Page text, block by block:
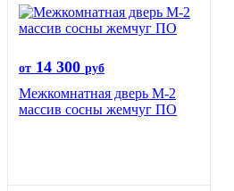
от 14 300 руб
Межкомнатная дверь М-2
массив сосны жемчуг ПО